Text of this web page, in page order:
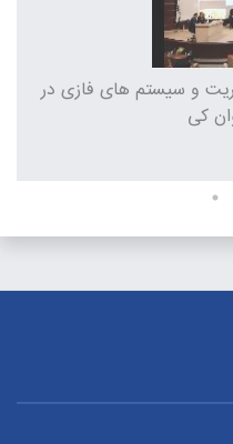
و سیستم های فازی در
کی